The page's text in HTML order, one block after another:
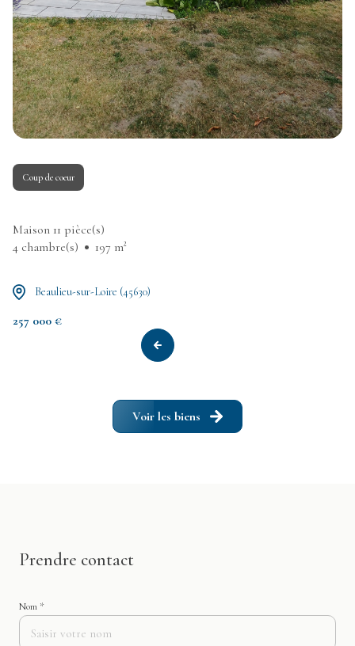
Coup de coeur
Maison 11 pièce(s)
4 chambre(s)
197 m²
Beaulieu-sur-Loire (45630)
257 000 €
Voir les biens
Prendre contact
Nom *